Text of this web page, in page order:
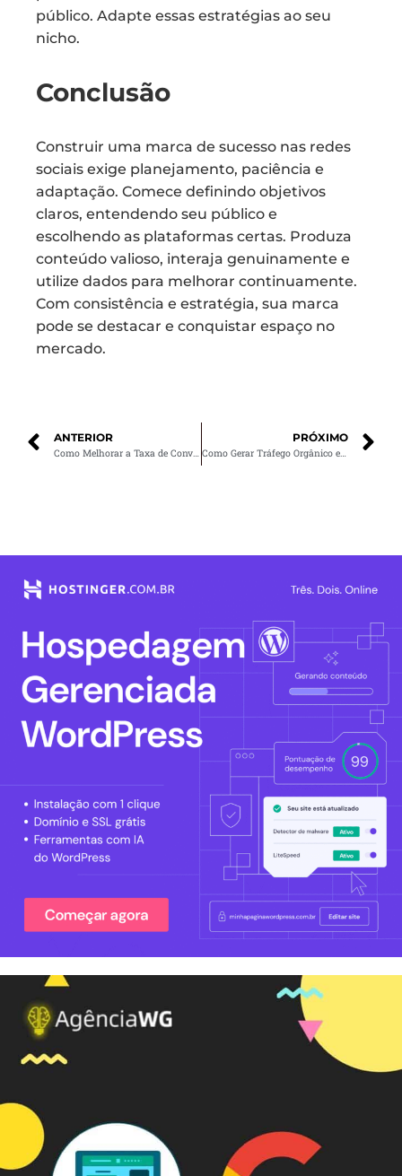
público. Adapte essas estratégias ao seu
nicho.
Conclusão
Construir uma marca de sucesso nas redes
sociais exige planejamento, paciência e
adaptação. Comece definindo objetivos
claros, entendendo seu público e
escolhendo as plataformas certas. Produza
conteúdo valioso, interaja genuinamente e
utilize dados para melhorar continuamente.
Com consistência e estratégia, sua marca
pode se destacar e conquistar espaço no
mercado.
ANTERIOR PRÓXIMO
Como Gerar Tráfego Orgânico e Qualificado com SEO